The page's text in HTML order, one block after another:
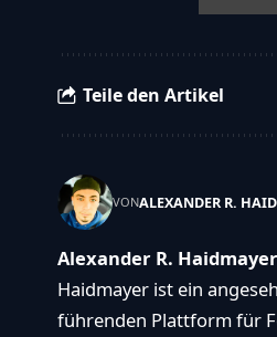
Teile den Artikel
VONALEXANDER R.
Alexander R. Haidmayer
Haidmayer ist ein
führenden Plattform für